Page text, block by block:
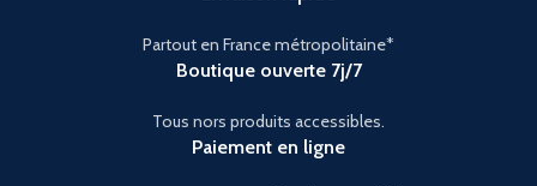
Partout en France métropolitaine*
Boutique ouverte 7j/7
Tous nors produits accessibles.
Paiement en ligne